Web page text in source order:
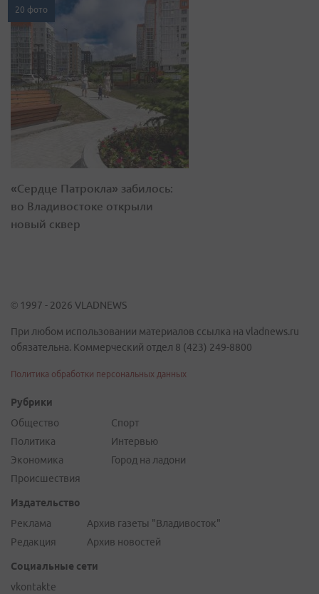
20 фото
«Сердце Патрокла» забилось:
во Владивостоке открыли
новый сквер
© 1997 - 2026 VLADNEWS
При любом использовании материалов ссылка на vladnews.ru
обязательна. Коммерческий отдел 8 (423) 249-8800
Политика обработки персональных данных
Рубрики
Общество
Политика
Экономика
Происшествия
Спорт
Интервью
Город на ладони
Издательство
Реклама
Редакция
Архив газеты "Владивосток"
Архив новостей
Социальные сети
vkontakte